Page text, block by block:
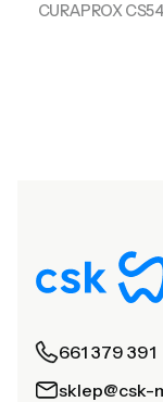
CURAPROX
661 379 391
sklep@csk-